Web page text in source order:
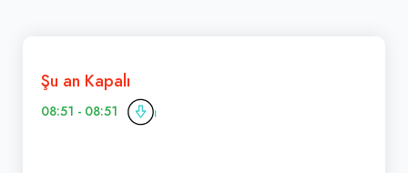
Şu an Kapalı
08:51 - 08:51